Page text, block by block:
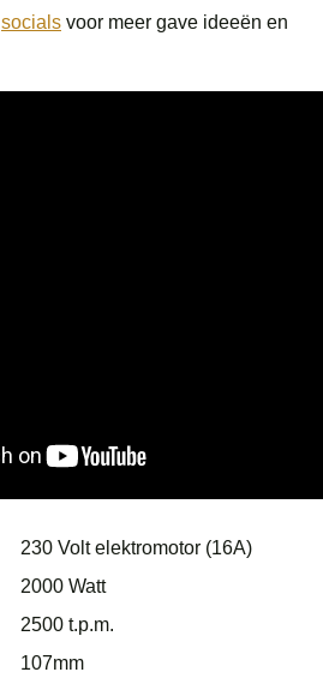
socials voor meer gave ideeën en
230 Volt elektromotor (16A)
2000 Watt
2500 t.p.m.
107mm